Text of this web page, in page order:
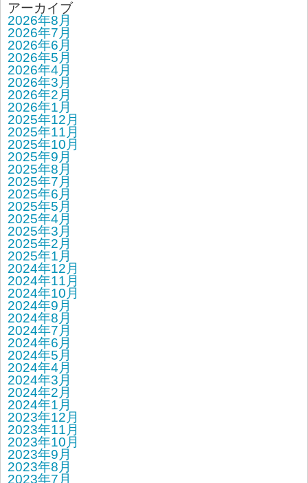
アーカイブ
2026年8月
2026年7月
2026年6月
2026年5月
2026年4月
2026年3月
2026年2月
2026年1月
2025年12月
2025年11月
2025年10月
2025年9月
2025年8月
2025年7月
2025年6月
2025年5月
2025年4月
2025年3月
2025年2月
2025年1月
2024年12月
2024年11月
2024年10月
2024年9月
2024年8月
2024年7月
2024年6月
2024年5月
2024年4月
2024年3月
2024年2月
2024年1月
2023年12月
2023年11月
2023年10月
2023年9月
2023年8月
2023年7月